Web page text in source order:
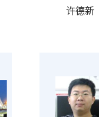
许德新